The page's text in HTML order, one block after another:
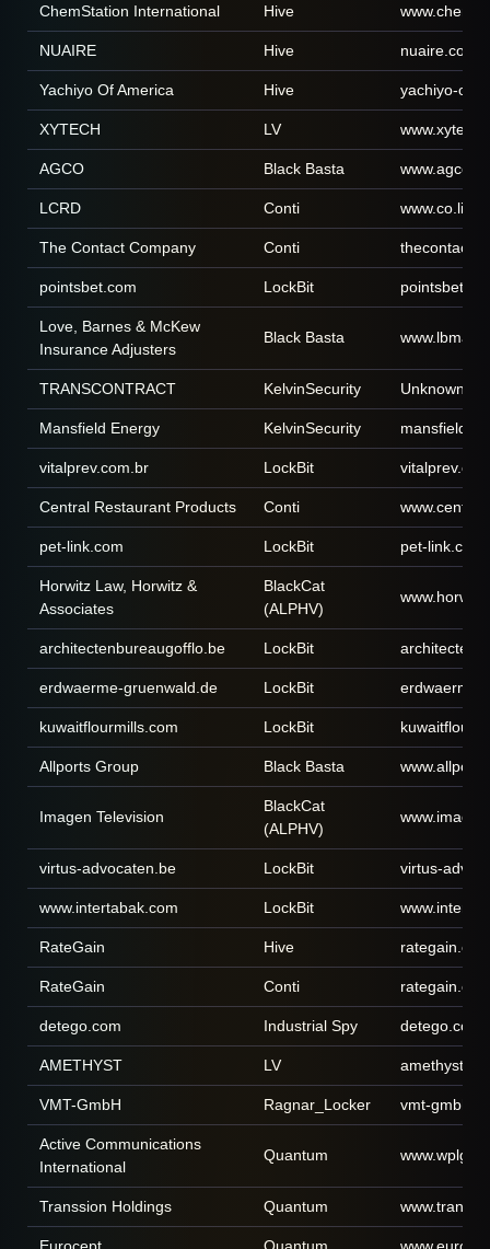
ChemStation International Hive
NUAIRE Hive nuaire.co.uk
Yachiyo Of America Hive yachiyo-of-
XYTECH LV
AGCO Black Basta
LCRD Conti
The Contact Company Conti
pointsbet.com LockBit
Love, Barnes & McKew
Insurance Adjusters
Black Basta
TRANSCONTRACT KelvinSecurity Unknown
Mansfield Energy KelvinSecurity
vitalprev.com.br LockBit
Central Restaurant Products Conti
pet-link.com LockBit pet-link.com
Horwitz Law, Horwitz &
Associates
BlackCat
(ALPHV)
architectenbureaugofflo.be LockBit
erdwaerme-gruenwald.de LockBit erdwaerme-
kuwaitflourmills.com LockBit
Allports Group Black Basta
Imagen Television
BlackCat
(ALPHV)
virtus-advocaten.be LockBit virtus-
www.intertabak.com LockBit
RateGain Hive rategain.com
RateGain Conti rategain.com
detego.com Industrial Spy detego.com
AMETHYST LV amethyst-
VMT-GmbH Ragnar_Locker vmt-
Active Communications
International
Quantum
Transsion Holdings Quantum
Eurocept Quantum